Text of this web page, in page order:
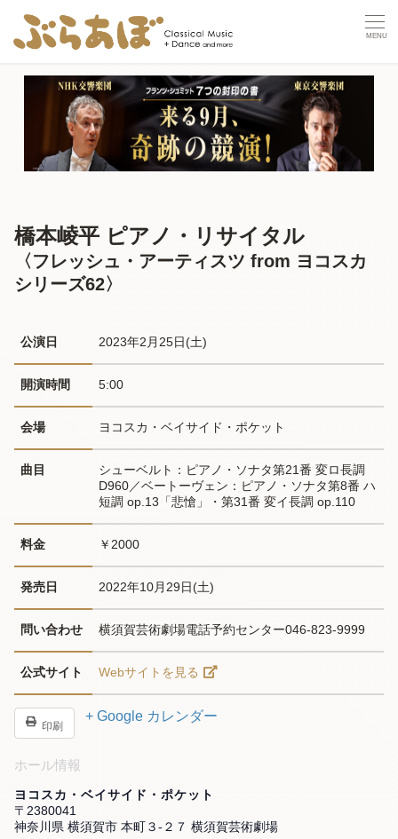
橋本崚平 ピアノ・リサイタル
〈フレッシュ・アーティスツ from ヨコスカ
シリーズ62〉
公演日 2023年2月25日(土)
開演時間 5:00
会場 ヨコスカ・ベイサイド・ポケット
曲目
シューベルト：ピアノ・ソナタ第21番 変ロ長調
D960／ベートーヴェン：ピアノ・ソナタ第8番 ハ
短調 op.13「悲愴」・第31番 変イ長調 op.110
料金 ￥2000
発売日 2022年10月29日(土)
問い合わせ 横須賀芸術劇場電話予約センター046-823-9999
公式サイト Webサイトを見る
印刷
+ Google カレンダー
ホール情報
ヨコスカ・ベイサイド・ポケット
〒2380041
神奈川県 横須賀市 本町３-２７ 横須賀芸術劇場